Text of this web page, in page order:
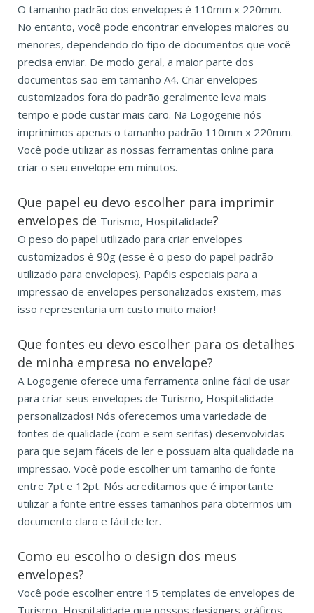
O tamanho padrão dos envelopes é 110mm x 220mm.
No entanto, você pode encontrar envelopes maiores ou
menores, dependendo do tipo de documentos que você
precisa enviar. De modo geral, a maior parte dos
documentos são em tamanho A4. Criar envelopes
customizados fora do padrão geralmente leva mais
tempo e pode custar mais caro. Na Logogenie nós
imprimimos apenas o tamanho padrão 110mm x 220mm.
Você pode utilizar as nossas ferramentas online para
criar o seu envelope em minutos.
Que papel eu devo escolher para imprimir
envelopes de Turismo, Hospitalidade?
O peso do papel utilizado para criar envelopes
customizados é 90g (esse é o peso do papel padrão
utilizado para envelopes). Papéis especiais para a
impressão de envelopes personalizados existem, mas
isso representaria um custo muito maior!
Que fontes eu devo escolher para os detalhes
de minha empresa no envelope?
A Logogenie oferece uma ferramenta online fácil de usar
para criar seus envelopes de Turismo, Hospitalidade
personalizados! Nós oferecemos uma variedade de
fontes de qualidade (com e sem serifas) desenvolvidas
para que sejam fáceis de ler e possuam alta qualidade na
impressão. Você pode escolher um tamanho de fonte
entre 7pt e 12pt. Nós acreditamos que é importante
utilizar a fonte entre esses tamanhos para obtermos um
documento claro e fácil de ler.
Como eu escolho o design dos meus
envelopes?
Você pode escolher entre 15 templates de envelopes de
Turismo, Hospitalidade que nossos designers gráficos